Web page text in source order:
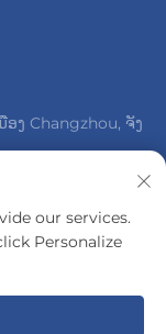
ອງ Changzhou, ຈັງ
Ltd.
our services.
Personalize